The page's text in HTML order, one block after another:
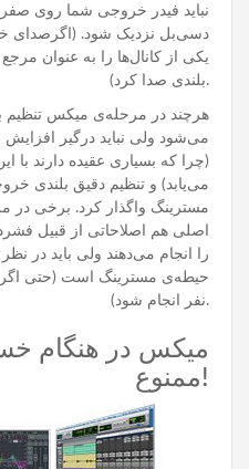
نباید فیدر خروجی شما روی
دسی‌بل نزدیک شود. (اگرصدای
یکی از کانال‌ها را به عنوان
بلندی صدا کرد).
هرچند در مرحله‌ی میکس تنظیم
می‌شود ولی نباید درگیر
(چرا که بسیاری عقیده دارند
می‌یابد) و تنظیم دقیق بلندی
مسترینگ واگذار کرد. برخی
اصلی هم اصلاحاتی از قبیل
را انجام می‌دهند ولی باید در
حیطه‌ی مسترینگ است (حتی
نفر انجام شود).
ممنوع!